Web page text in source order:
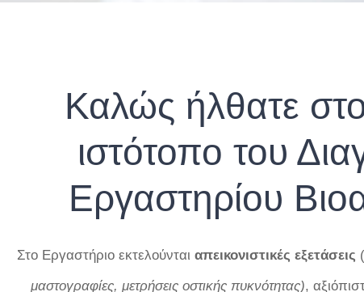
Καλώς ήλθατε
ιστότοπο του
Εργαστηρίου
Στο Εργαστήριο εκτελούνται απεικονιστικές εξετάσεις (
μαστογραφίες, μετρήσεις οστικής πυκνότητας),